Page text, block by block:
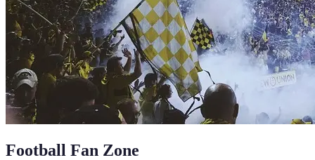
Football Fan Zone